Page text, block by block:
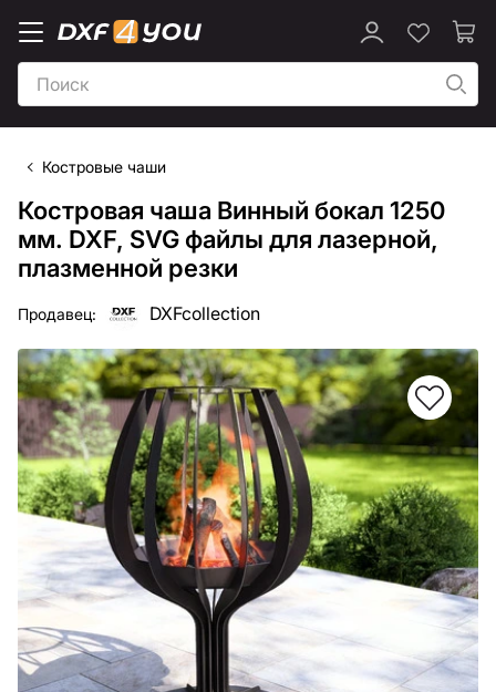
Костровые чаши
Костровая чаша Винный бокал 1250
мм. DXF, SVG файлы для лазерной,
плазменной резки
Продавец: DXFcollection